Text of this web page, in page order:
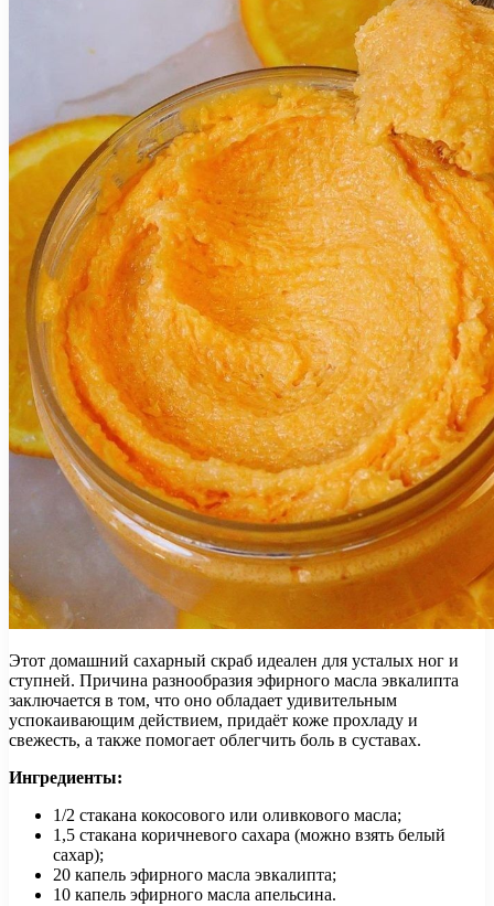
Этот домашний сахарный скраб идеален для усталых ног и
ступней. Причина разнообразия эфирного масла эвкалипта
заключается в том, что оно обладает удивительным
успокаивающим действием, придаёт коже прохладу и
свежесть, а также помогает облегчить боль в суставах.
Ингредиенты:
1/2 стакана кокосового или оливкового масла;
1,5 стакана коричневого сахара (можно взять белый
сахар);
20 капель эфирного масла эвкалипта;
10 капель эфирного масла апельсина.